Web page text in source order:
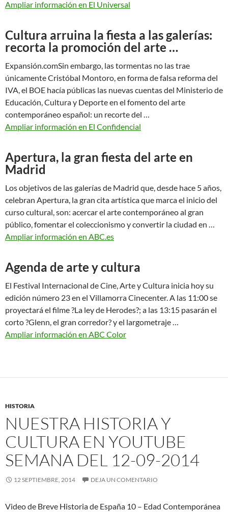
Ampliar información en El Universal
Cultura arruina la fiesta a las galerías:
recorta la promoción del arte …
Expansión.comSin embargo, las tormentas no las trae
únicamente Cristóbal Montoro, en forma de falsa reforma del
IVA, el BOE hacía públicas las nuevas cuentas del Ministerio de
Educación, Cultura y Deporte en el fomento del arte
contemporáneo español: un recorte del …
Ampliar información en El Confidencial
Apertura, la gran fiesta del arte en
Madrid
Los objetivos de las galerías de Madrid que, desde hace 5 años,
celebran Apertura, la gran cita artística que marca el inicio del
curso cultural, son: acercar el arte contemporáneo al gran
público, fomentar el coleccionismo y convertir la ciudad en …
Ampliar información en ABC.es
Agenda de arte y cultura
El Festival Internacional de Cine, Arte y Cultura inicia hoy su
edición número 23 en el Villamorra Cinecenter. A las 11:00 se
proyectará el filme ?La ley de Herodes?; a las 13:15 pasarán el
corto ?Glenn, el gran corredor? y el largometraje …
Ampliar información en ABC Color
HISTORIA
NUESTRA HISTORIA Y
CULTURA EN YOUTUBE
SEMANA DEL 12-09-2014
12 SEPTIEMBRE, 2014 DEJA UN COMENTARIO
Video de Breve Historia de España 10 – Edad Contemporánea